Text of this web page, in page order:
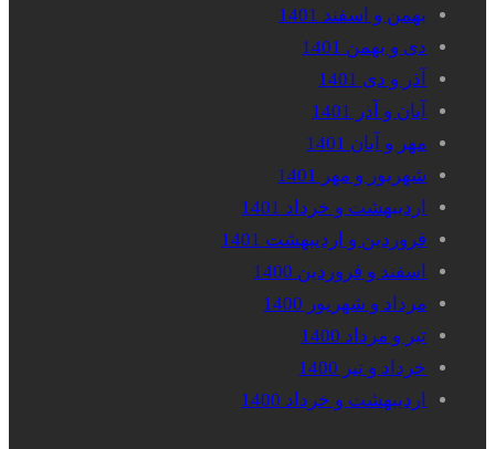
بهمن و اسفند 1401
دی و بهمن 1401
آذر و دی 1401
آبان و آذر 1401
مهر و آبان 1401
شهریور و مهر 1401
اردیبهشت و خرداد 1401
فروردین و اردیبهشت 1401
اسفند و فروردین 1400
مرداد و شهریور 1400
تیر و مرداد 1400
خرداد و تیر 1400
اردیبهشت و خرداد 1400